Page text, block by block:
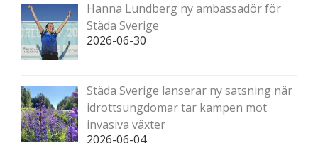
Hanna Lundberg ny ambassadör för
Städa Sverige
2026-06-30
Städa Sverige lanserar ny satsning när
idrottsungdomar tar kampen mot
invasiva växter
2026-06-04